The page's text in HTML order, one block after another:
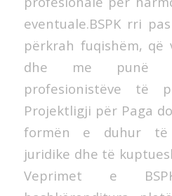
eventuale.BSPK rri
përkrah fuqishëm, që
dhe me punë
profesionistëve të
Projektligji për Paga
formën e duhur të
juridike dhe të
Veprimet e